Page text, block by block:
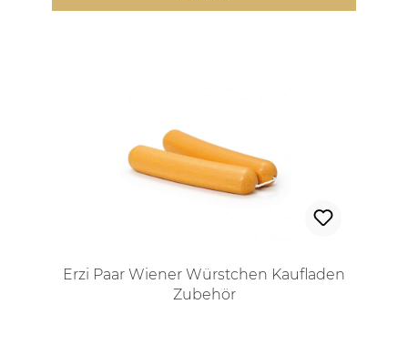
Erzi Paar Wiener Würstchen Kaufladen
Zubehör